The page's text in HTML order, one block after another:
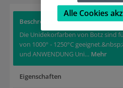
Beschreibung
Die Unidekorfarben von Botz sind
von 1000° - 1250°C
und ANWENDUNG Uni… Mehr
Eigenschaften
Alle Cookies